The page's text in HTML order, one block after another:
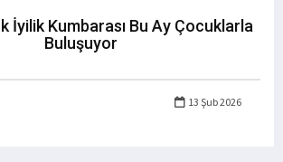
İyilik Kumbarası Bu Ay Çocuklarla
Buluşuyor
13 Şub 2026